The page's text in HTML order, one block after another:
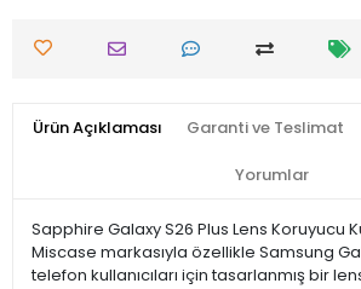
Ürün Açıklaması Garanti ve Teslimat
Yorumlar
Sapphire Galaxy S26 Plus Lens Koruyucu
Miscase markasıyla özellikle Samsung
telefon kullanıcıları için tasarlanmış bir